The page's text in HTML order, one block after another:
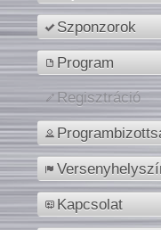
Szponzorok
Program
Regisztráció
Kapcsolat